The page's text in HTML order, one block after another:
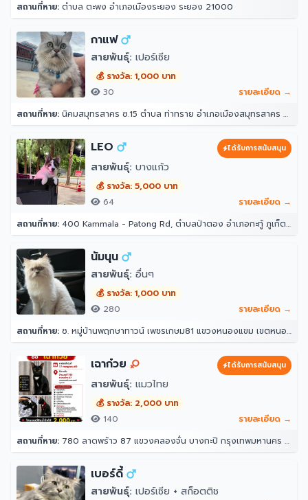
สถานที่หาย: ตำบล ตะพง อำเภอเมืองระยอง ระยอง 21000
กาแฟ
สายพันธุ์: เปอร์เซีย
💰 รางวัล: 1,000 บาท
30
รายละเอียด →
สถานที่หาย: นิคมสมุทรสาคร ซ.15 ตำบล ท่าทราย อำเภอเมืองสมุทรสาคร สมุทรสาคร 74000
LEO ได้รับการสนับสนุน
สายพันธุ์: บางแก้ว
💰 รางวัล: 5,000 บาท
64
รายละเอียด →
สถานที่หาย: 400 Kammala - Patong Rd, ตำบลป่าตอง อำเภอกะทู้ ภูเก็ต 83150 โรงแรมอินโดจีนรีสอร์ท - ตาลิมารีสอร์ท
นัมนุน
สายพันธุ์: อื่นๆ
💰 รางวัล: 1,000 บาท
280
รายละเอียด →
สถานที่หาย: ซ. หมู่บ้านพฤกษาทาวน์ เพชรเกษม81 แขวงหนองแขม เขตหนองแขม กรุงเทพมหานคร 10160
เฉาก๋วย ได้รับการสนับสนุน
สายพันธุ์: แมวไทย
💰 รางวัล: 2,000 บาท
140
รายละเอียด →
สถานที่หาย: 780 ลาดพร้าว 87 แขวงคลองจั่น บางกะปิ กรุงเทพมหานคร 10240
เบอร์ดี้
สายพันธุ์: เปอร์เซีย + สก็อตติช